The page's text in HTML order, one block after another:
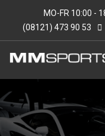
MO-FR 10:00 -
(08121) 473 90 53